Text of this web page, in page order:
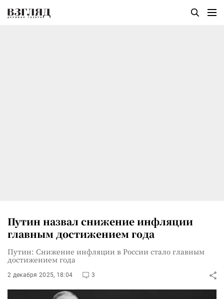
Путин назвал снижение инфляции
главным достижением года
Путин: Снижение инфляции в России стало главным
достижением года
2 декабря 2025, 18:04 3